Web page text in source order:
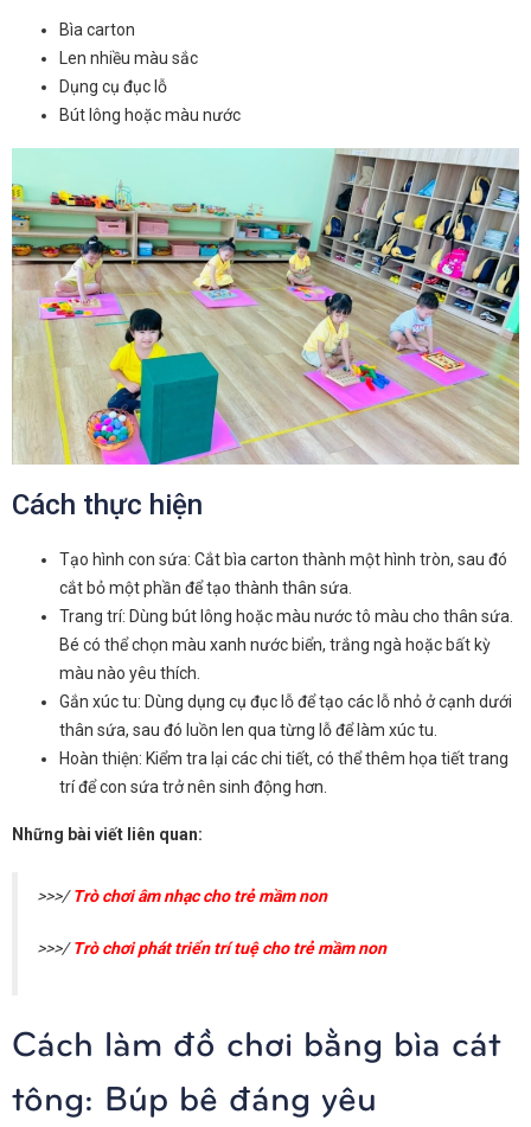
Bìa carton
Len nhiều màu sắc
Dụng cụ đục lỗ
Bút lông hoặc màu nước
Cách thực hiện
Tạo hình con sứa: Cắt bìa carton thành một hình tròn, sau đó
cắt bỏ một phần để tạo thành thân sứa.
Trang trí: Dùng bút lông hoặc màu nước tô màu cho thân sứa.
Bé có thể chọn màu xanh nước biển, trắng ngà hoặc bất kỳ
màu nào yêu thích.
Gắn xúc tu: Dùng dụng cụ đục lỗ để tạo các lỗ nhỏ ở cạnh dưới
thân sứa, sau đó luồn len qua từng lỗ để làm xúc tu.
Hoàn thiện: Kiểm tra lại các chi tiết, có thể thêm họa tiết trang
trí để con sứa trở nên sinh động hơn.
Những bài viết liên quan:
>>>/Trò chơi âm nhạc cho trẻ mầm non
>>>/Trò chơi phát triển trí tuệ cho trẻ mầm non
Cách làm đồ chơi bằng bìa cát
tông: Búp bê đáng yêu